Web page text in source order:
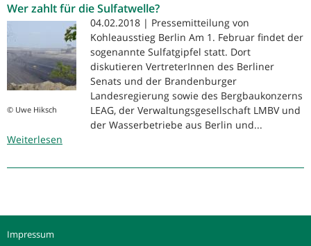
„Gegen
die
Strömung
–
Wasser
ist
Wer zahlt für die Sulfatwelle?
© Uwe Hiksch
04.02.2018 | Pressemitteilung von
Kohleausstieg Berlin Am 1. Februar findet der
sogenannte Sulfatgipfel statt. Dort
diskutieren VertreterInnen des Berliner
Senats und der Brandenburger
Landesregierung sowie des Bergbaukonzerns
LEAG, der Verwaltungsgesellschaft LMBV und
der Wasserbetriebe aus Berlin und...
Weiterlesen
zahlt
Sulfatwelle?
Impressum